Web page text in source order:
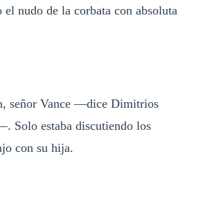
el nudo de la corbata con absoluta
señor Vance —dice Dimitrios
Solo estaba discutiendo los
con su hija.